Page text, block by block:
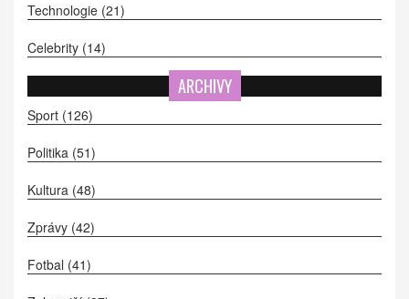
Technologie (21)
Celebrity (14)
ARCHIVY
Sport (126)
Politika (51)
Kultura (48)
Zprávy (42)
Fotbal (41)